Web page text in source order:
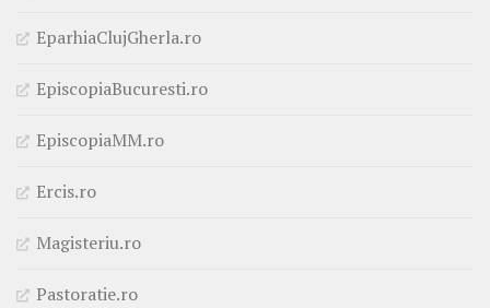
EparhiaClujGherla.ro
EpiscopiaBucuresti.ro
EpiscopiaMM.ro
Ercis.ro
Magisteriu.ro
Pastoratie.ro